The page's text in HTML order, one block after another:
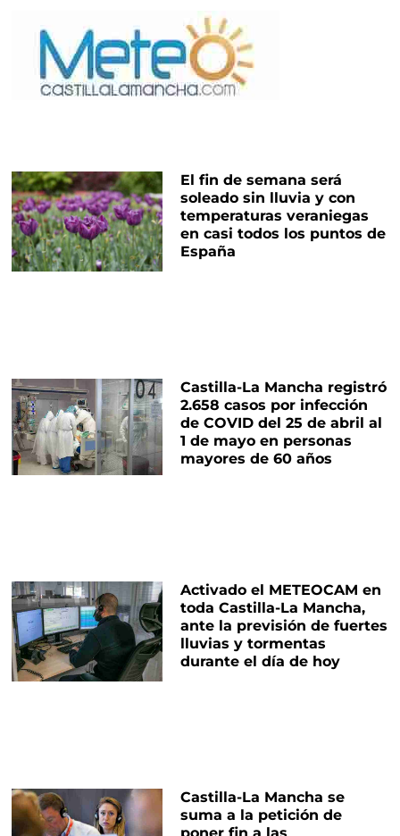
El fin de semana será
soleado sin lluvia y con
temperaturas veraniegas
en casi todos los puntos de
España
Castilla-La Mancha registró
2.658 casos por infección
de COVID del 25 de abril al
1 de mayo en personas
mayores de 60 años
Activado el METEOCAM en
toda Castilla-La Mancha,
ante la previsión de fuertes
lluvias y tormentas
durante el día de hoy
Castilla-La Mancha se
suma a la petición de
poner fin a las